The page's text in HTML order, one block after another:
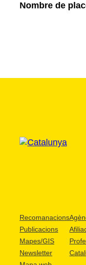
Nombre de
Recomanacions
Publicacions
Mapes/GIS
Newsletter